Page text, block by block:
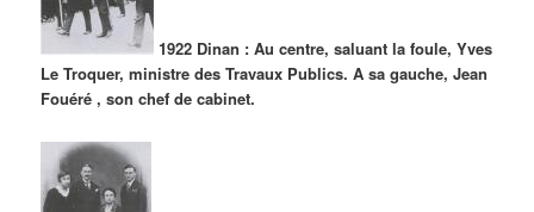
1922 Dinan : Au centre, saluant la foule, Yves
Le Troquer, ministre des Travaux Publics. A sa gauche, Jean
Fouéré , son chef de cabinet.